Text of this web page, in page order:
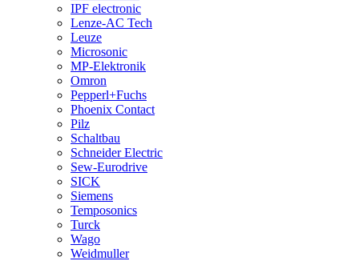
IPF electronic
Lenze-AC Tech
Leuze
Microsonic
MP-Elektronik
Omron
Pepperl+Fuchs
Phoenix Contact
Pilz
Schaltbau
Schneider Electric
Sew-Eurodrive
SICK
Siemens
Temposonics
Turck
Wago
Weidmuller